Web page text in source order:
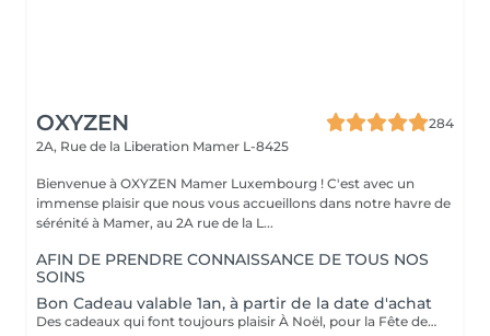
OXYZEN
284
2A, Rue de la Liberation Mamer L-8425
Bienvenue à OXYZEN Mamer Luxembourg ! C'est avec un
immense plaisir que nous vous accueillons dans notre havre de
sérénité à Mamer, au 2A rue de la L...
AFIN DE PRENDRE CONNAISSANCE DE TOUS NOS
SOINS
Bon Cadeau valable 1an, à partir de la date d'achat
Des cadeaux qui font toujours plaisir À Noël, pour la Fête des Mères, des Pères, des Grands-Mères, la Saint-Valentin, un anniversaire ou simplement pour faire plaisir : les bons cadeaux OXYZEN sont l'attention idéale. Offrez à vos proches une véritable expérience de bien-être inoubliable. * Vous pouvez acheter vos bons cadeaux directement en ligne sur Salonkee, de façon simple et sécurisée. * Vous pouvez également les commander via notre site internet : https://www.oxyzen.lu Sur notre site, vous avez la possibilité de recevoir un bon cadeau personnalisé, prêt à être imprimé, utilisable immédiatement. Nos bons cadeaux sont valides 1 an à compter de leur date d'achat. Ils peuvent être envoyés par courrier à l'adresse de votre choix ou reçus par mail immédiatement après validation de votre achat . Et si vous préférez le contact direct, il est aussi possible de venir les récupérer en mains propres sur rendez-vous.